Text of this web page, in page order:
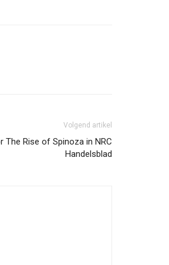
Volgend artikel
The Rise of Spinoza in NRC
Handelsblad